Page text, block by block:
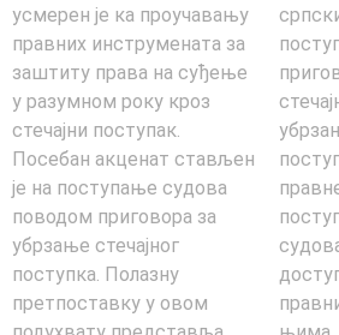
усмерен је ка проучавању
правних инструмената за
заштиту права на суђење
у разумном року кроз
стечајни поступак.
Посебан акценат стављен
је на поступањe судова
поводом приговора за
убрзање стечајног
поступка. Полазну
претпоставку у овом